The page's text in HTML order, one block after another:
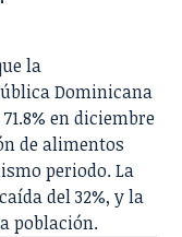
la
Dominicana
en diciembre
de alimentos
periodo. La
del 32%, y la
población.